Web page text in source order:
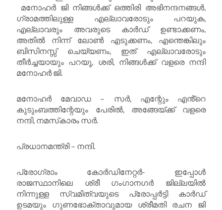
മനോഹർ ജി നിങ്ങൾക്ക് ഒത്തിരി അഭിനന്ദനങ്ങൾ,
ഗ്രാമത്തിലുള്ള എല്ലാവരോടും പറയുക,
എല്ലാവരും അവരുടെ കാർഡ് ഉണ്ടാക്കണം,
അതിൽ നിന്ന് ലോൺ എടുക്കണം, എന്തെങ്കിലും
ബിസിനസ്സ് ചെയ്യണം, ഇത് എല്ലാവരോടും
തീർച്ചയായും പറയൂ, ശരി, നിങ്ങൾക്ക് വളരെ നന്ദി
മനോഹർ ജി.
മനോഹർ മേവാഡ – സർ, എന്റേും എൻ്റെ
കുടുംബത്തിന്റേയും പേരിൽ, അങ്ങേയ്ക്ക് വളരെ
നന്ദി, നമസ്‌കാരം സർ.
പ്രധാനമന്ത്രി – നന്ദി.
പ്രോഗ്രാം കോർഡിനേറ്റർ- ഇപ്പോൾ
രാജസ്ഥാനിലെ ശ്രീ ഗംഗാനഗർ ജില്ലയിൽ
നിന്നുള്ള സ്വമിത്വയുടെ പ്രോപ്പർട്ടി കാർഡ്
ഉടമയും ഗുണഭോക്താവുമായ ശ്രീമതി രചന ജി